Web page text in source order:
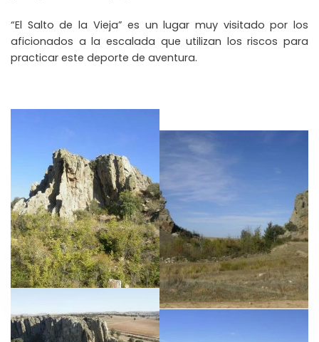
“El Salto de la Vieja” es un lugar muy visitado por los
aficionados a la escalada que utilizan los riscos para
practicar este deporte de aventura.